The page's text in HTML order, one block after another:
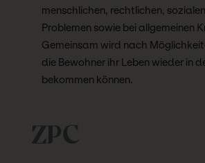
menschlichen, rechtlichen,
Problemen sowie bei allgemeinen
Gemeinsam wird nach
die Bewohner ihr Leben wieder in
bekommen können.
ZPC